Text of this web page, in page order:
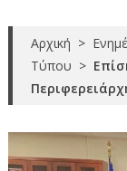
Αρχική >
Τύπου >